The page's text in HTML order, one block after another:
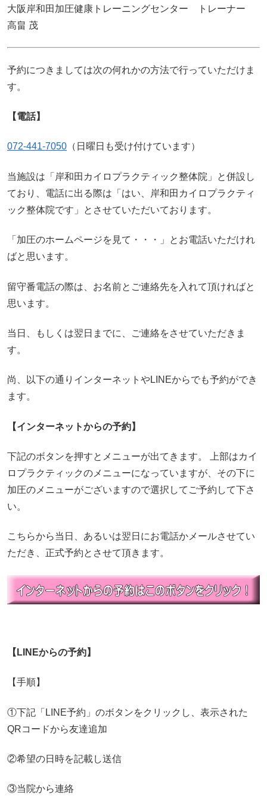
大阪岸和田加圧健康トレーニングセンター トレーナー
高畠 茂
予約につきましては次の何れかの方法で行っていただけま
す。
【電話】
072-441-7050 （日曜日も受け付けています）
当施設は「岸和田カイロプラクティック整体院」と併設し
ており、電話に出る際は「はい、岸和田カイロプラクティ
ック整体院です」とさせていただいております。
「加圧のホームページを見て・・・」とお電話いただけれ
ばと思います。
留守番電話の際は、お名前とご連絡先を入れて頂ければと
思います。
当日、もしくは翌日までに、ご連絡をさせていただきま
す。
尚、以下の通りインターネットやLINEからでも予約ができ
ます。
【インターネットからの予約】
下記のボタンを押すとメニューが出てきます。 上部はカイ
ロプラクティックのメニューになっていますが、その下に
加圧のメニューがございますので選択してご予約して下さ
い。
こちらから当日、あるいは翌日にお電話かメールさせてい
ただき、正式予約とさせて頂きます。
【LINEからの予約】
【手順】
①下記「LINE予約」のボタンをクリックし、表示された
QRコードから友達追加
②希望の日時を記載し送信
③当院から連絡